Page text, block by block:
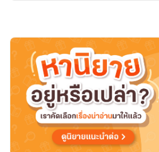
โลก